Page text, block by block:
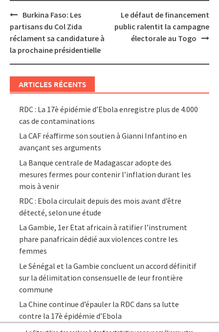
Post
navigation
Burkina Faso: Les
partisans du Col Zida
réclament sa candidature à
la prochaine présidentielle
Le défaut de financement
public ralentit la campagne
électorale au Togo
ARTICLES RÉCENTS
RDC : La 17è épidémie d’Ebola enregistre plus de 4.000
cas de contaminations
La CAF réaffirme son soutien à Gianni Infantino en
avançant ses arguments
La Banque centrale de Madagascar adopte des
mesures fermes pour contenir l’inflation durant les
mois à venir
RDC : Ebola circulait depuis des mois avant d’être
détecté, selon une étude
La Gambie, 1er Etat africain à ratifier l’instrument
phare panafricain dédié aux violences contre les
femmes
Le Sénégal et la Gambie concluent un accord définitif
sur la délimitation consensuelle de leur frontière
commune
La Chine continue d’épauler la RDC dans sa lutte
contre la 17è épidémie d’Ebola